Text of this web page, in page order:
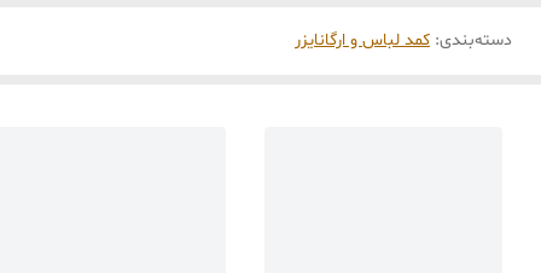
دسته‌بندی: کمد لباس و ارگانایزر